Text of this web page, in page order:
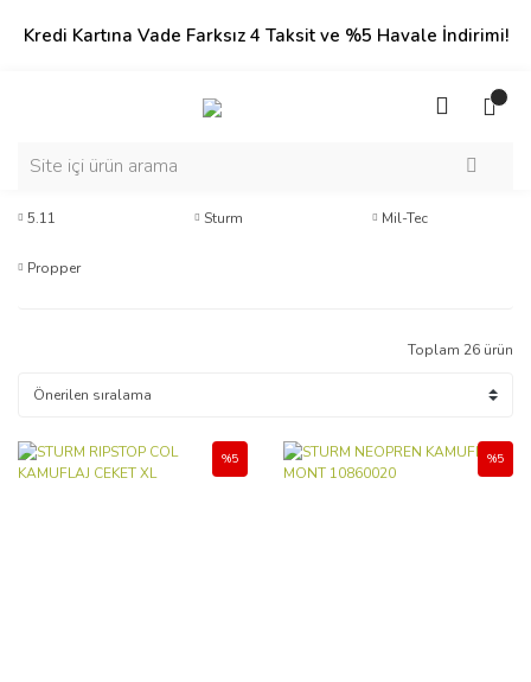
Kredi Kartına Vade Farksız 4 Taksit ve %5 Havale İndirimi!
5.11 Sturm Mil-Tec
Propper
Toplam 26 ürün
%5 %5